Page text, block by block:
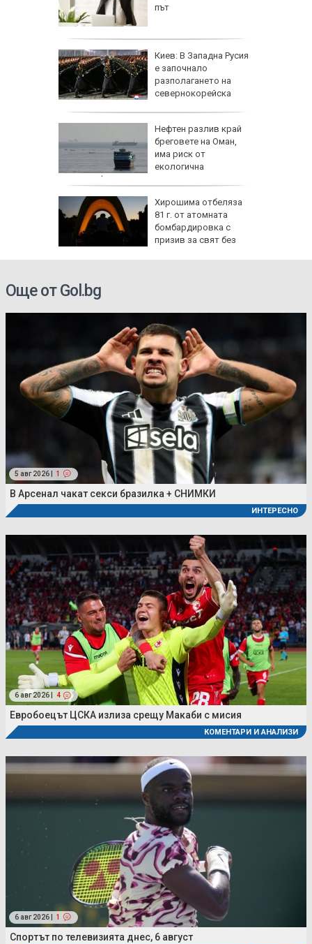
път
Киев: В Западна Русия
е започнало
разполагането на
севернокорейска
Нефтен разлив край
бреговете на Оман,
има риск от
екологична
катастрофа
Хирошима отбеляза
81 г. от атомната
бомбардировка с
призив за свят без
Още от Gol.bg
5 авг 2026 | 1
В Арсенал чакат секси бразилка + СНИМКИ
ИНТЕРЕСНО
6 авг 2026 | 4
Евробоецът ЦСКА излиза срещу Макаби с мисия
КОМЕНТАРИ И АНАЛИЗИ
6 авг 2026 | 1
Спортът по телевизията днес, 6 август